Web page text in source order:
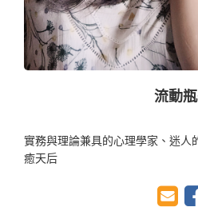
流動
實務與理論兼具的心理學家、迷人
癒天后